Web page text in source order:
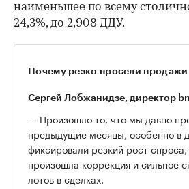
наименьшее по всему
24,3%, до 2,908 ДДУ.
Почему резко просели
Сергей Лобжанидзе, директор
— Произошло то, что мы давно
предыдущие месяцы, особенно в
фиксировали резкий рост
произошла коррекция и сильное
лотов в сделках.